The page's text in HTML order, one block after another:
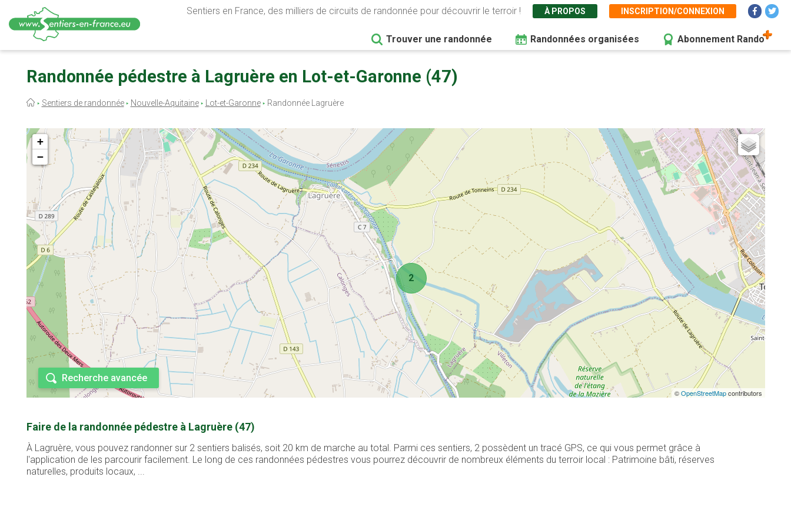
contenu
Sentiers en France, des milliers de circuits de randonnée pour découvrir le terroir ! À PROPOS INSCRIPTION/CONNEXION
Trouver une randonnée Randonnées organisées Abonnement Rando
Randonnée pédestre à Lagruère en Lot-et-Garonne (47)
Fil
Sentiers de randonnée Nouvelle-Aquitaine Lot-et-Garonne Randonnée Lagruère
2
+
−
©OpenStreetMapcontributors
Recherche avancée
Faire de la randonnée pédestre à Lagruère (47)
À Lagruère, vous pouvez randonner sur 2 sentiers balisés, soit 20 km de marche au total. Parmi ces sentiers, 2 possèdent un tracé GPS, ce qui vous permet grâce à
l'application de les parcourir facilement. Le long de ces randonnées pédestres vous pourrez découvrir de nombreux éléments du terroir local : Patrimoine bâti, réserves
naturelles, produits locaux, ...